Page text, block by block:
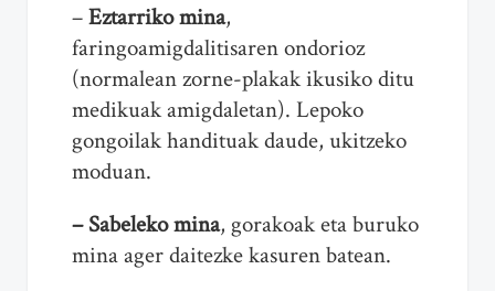
–Eztarriko mina,
faringoamigdalitisaren ondorioz
(normalean zorne-plakak ikusiko ditu
medikuak amigdaletan). Lepoko
gongoilak handituak daude, ukitzeko
moduan.
– Sabeleko mina, gorakoak eta buruko
mina ager daitezke kasuren batean.